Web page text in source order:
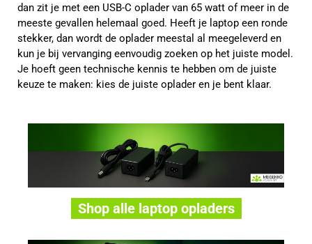
dan zit je met een USB-C oplader van 65 watt of meer in de
meeste gevallen helemaal goed. Heeft je laptop een ronde
stekker, dan wordt de oplader meestal al meegeleverd en
kun je bij vervanging eenvoudig zoeken op het juiste model.
Je hoeft geen technische kennis te hebben om de juiste
keuze te maken: kies de juiste oplader en je bent klaar.
Shop alle laptop opladers